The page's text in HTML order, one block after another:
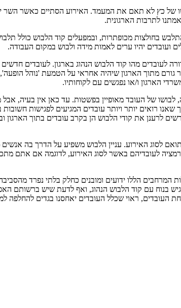
של כץ לא תאם את המעמד. האירוע הסתיים כאשר השר
לתרבות הארגונית.
בחולצות מכופתרות, ובמפעלים קוד הלבוש כולל
ועובדים יהיו ערים לאמות מידה ולבוש במקום העבודה.
לעובדים מהו קוד הלבוש הנהוג בארגון. לעובדים
גורם מתוך הארגון שיהיה אחראי על הטמעת 'נוהל
הארגון ו/או נפגשים עם לקוחותיו.
לבושו של העובד מאופיין בפשטות. עד כאן אין בעיה,
רואים יותר ויותר עובדים המגיעים לפגישות חשובות
לרענן את קודי הלבוש הן בקרב עובדים בתוך הארגון
לסוג האירוע. עניין הלבוש משפיע על הדרך בה
לעובדיהם באשר לסוג האירוע, לדוגמה אם אתם
הללו ידועים ומובנים כחלק בלתי נפרד מהסביבה
בנוח עם קוד הלבוש הנהוג, ואף לדעת שיש ברשותם
העובדים, ראוי שכלל העובדים יאחסנו בגדים להחלפה